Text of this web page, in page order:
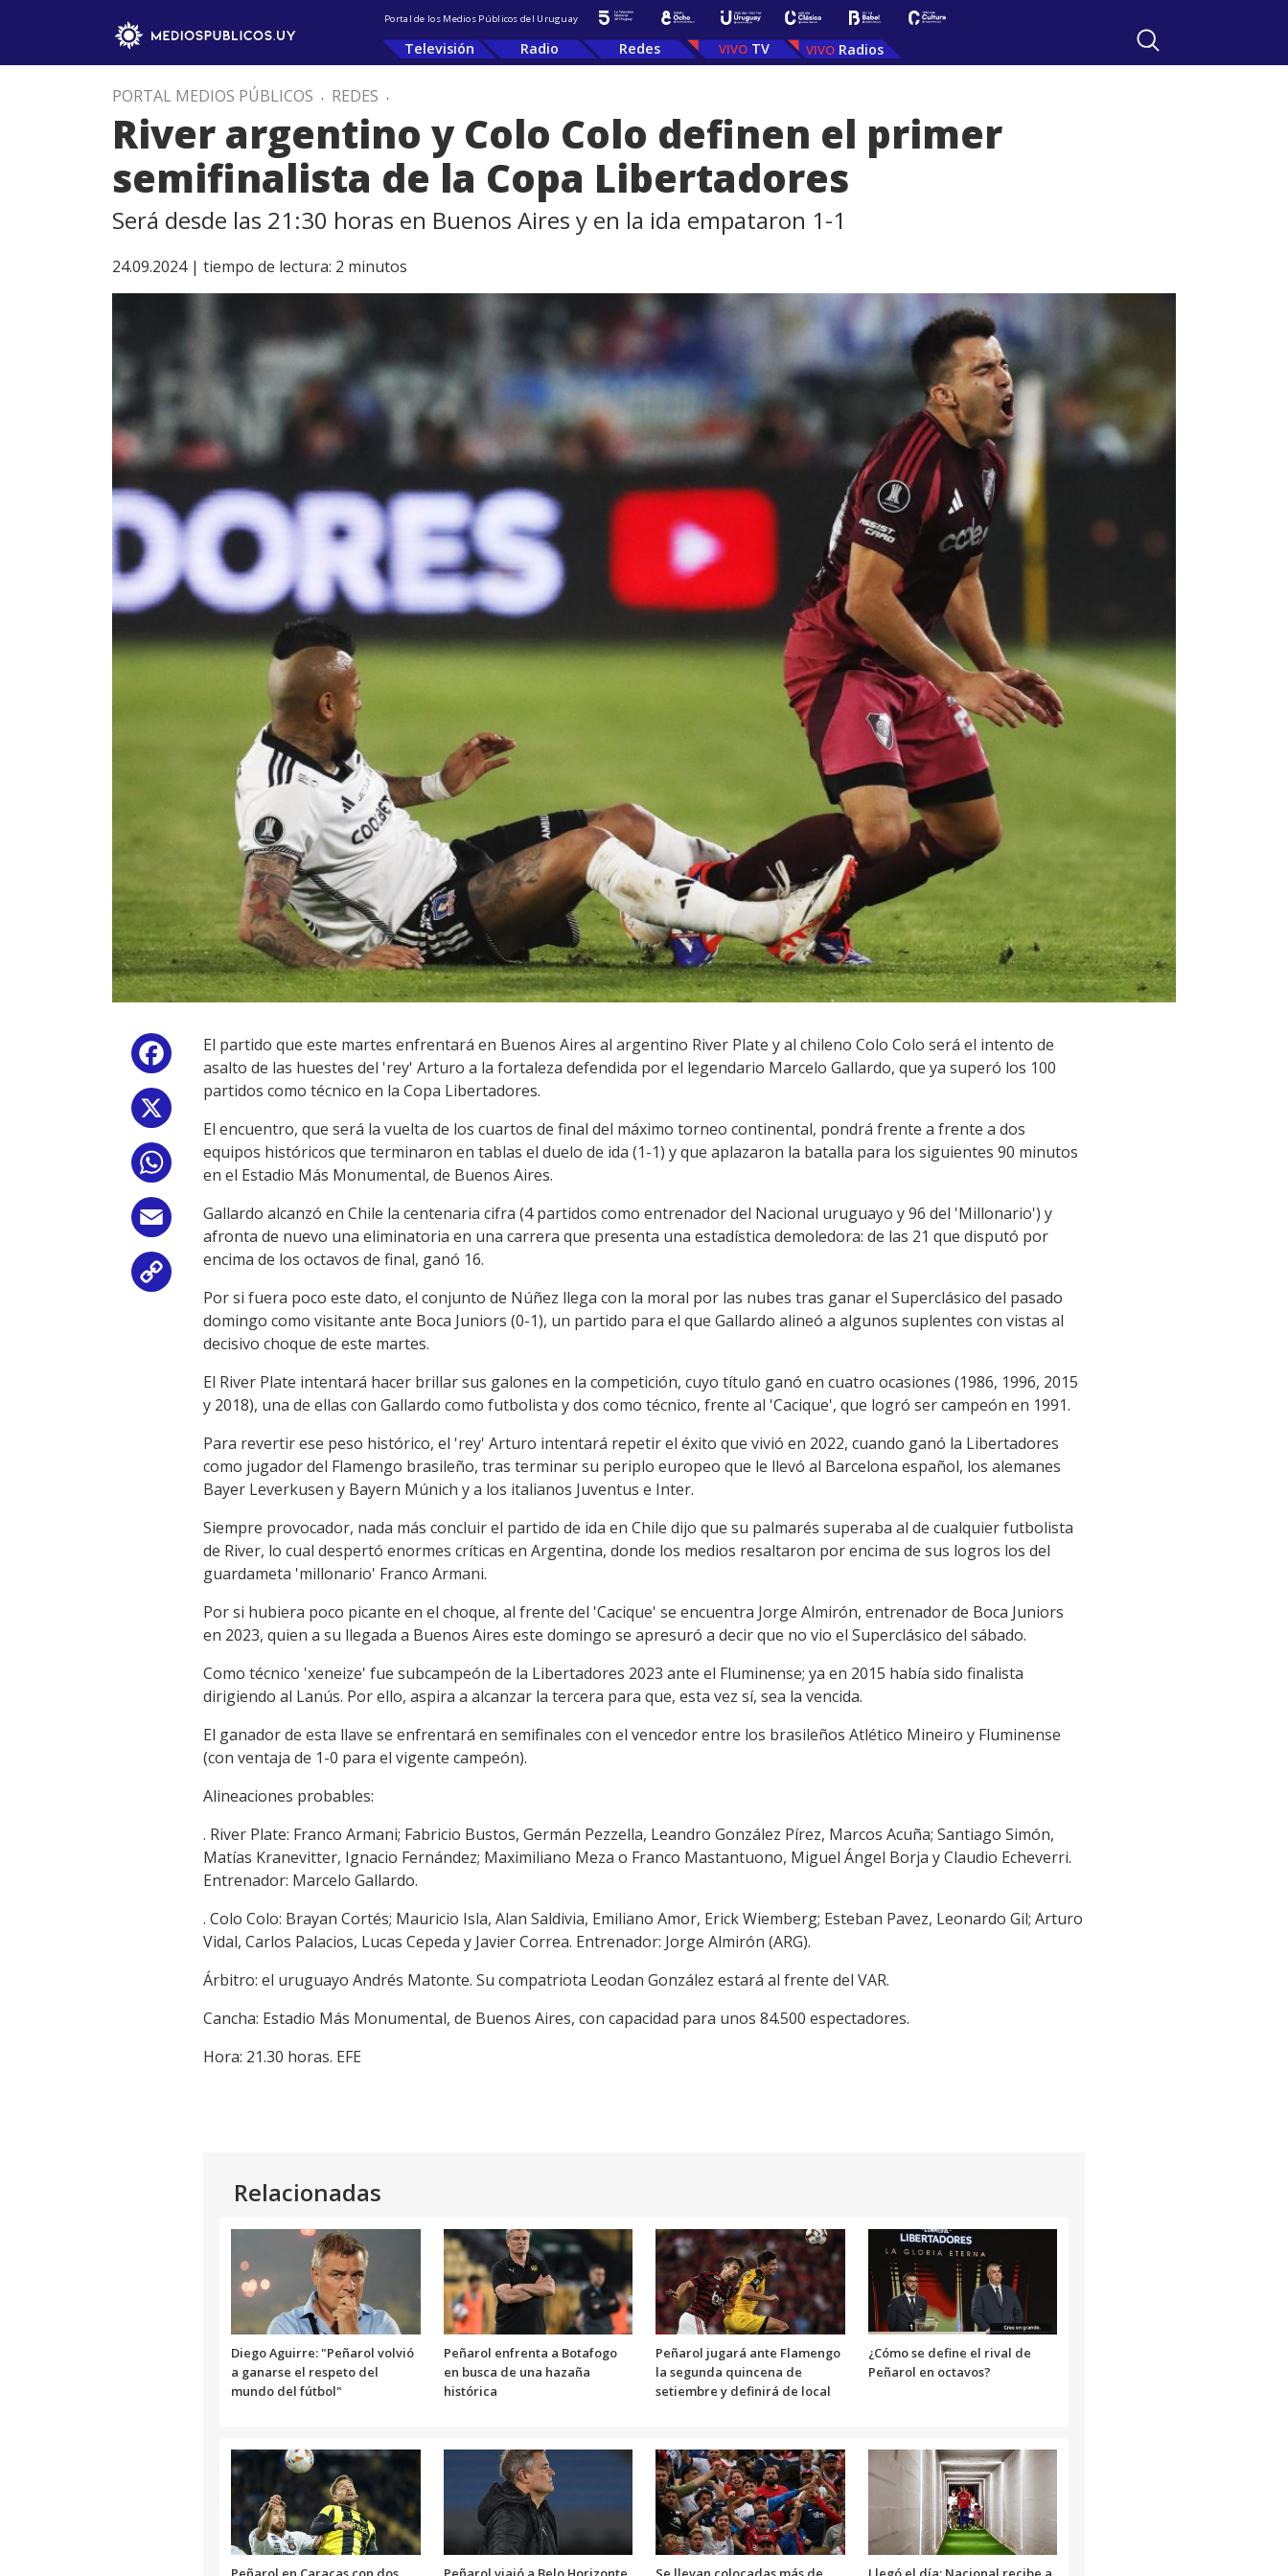
Portal de los Medios Públicos del Uruguay
Televisión Radio Redes TV Radios
PORTAL MEDIOS PÚBLICOS . REDES .
River argentino y Colo Colo definen el primer
semifinalista de la Copa Libertadores
Será desde las 21:30 horas en Buenos Aires y en la ida empataron 1-1
24.09.2024 | tiempo de lectura: 2 minutos
Facebook
WhatsApp
Email
Link
El partido que este martes enfrentará en Buenos Aires al argentino River Plate y al chileno Colo Colo será el intento de
asalto de las huestes del 'rey' Arturo a la fortaleza defendida por el legendario Marcelo Gallardo, que ya superó los 100
partidos como técnico en la Copa Libertadores.
El encuentro, que será la vuelta de los cuartos de final del máximo torneo continental, pondrá frente a frente a dos
equipos históricos que terminaron en tablas el duelo de ida (1-1) y que aplazaron la batalla para los siguientes 90 minutos
en el Estadio Más Monumental, de Buenos Aires.
Gallardo alcanzó en Chile la centenaria cifra (4 partidos como entrenador del Nacional uruguayo y 96 del 'Millonario') y
afronta de nuevo una eliminatoria en una carrera que presenta una estadística demoledora: de las 21 que disputó por
encima de los octavos de final, ganó 16.
Por si fuera poco este dato, el conjunto de Núñez llega con la moral por las nubes tras ganar el Superclásico del pasado
domingo como visitante ante Boca Juniors (0-1), un partido para el que Gallardo alineó a algunos suplentes con vistas al
decisivo choque de este martes.
El River Plate intentará hacer brillar sus galones en la competición, cuyo título ganó en cuatro ocasiones (1986, 1996, 2015
y 2018), una de ellas con Gallardo como futbolista y dos como técnico, frente al 'Cacique', que logró ser campeón en 1991.
Para revertir ese peso histórico, el 'rey' Arturo intentará repetir el éxito que vivió en 2022, cuando ganó la Libertadores
como jugador del Flamengo brasileño, tras terminar su periplo europeo que le llevó al Barcelona español, los alemanes
Bayer Leverkusen y Bayern Múnich y a los italianos Juventus e Inter.
Siempre provocador, nada más concluir el partido de ida en Chile dijo que su palmarés superaba al de cualquier futbolista
de River, lo cual despertó enormes críticas en Argentina, donde los medios resaltaron por encima de sus logros los del
guardameta 'millonario' Franco Armani.
Por si hubiera poco picante en el choque, al frente del 'Cacique' se encuentra Jorge Almirón, entrenador de Boca Juniors
en 2023, quien a su llegada a Buenos Aires este domingo se apresuró a decir que no vio el Superclásico del sábado.
Como técnico 'xeneize' fue subcampeón de la Libertadores 2023 ante el Fluminense; ya en 2015 había sido finalista
dirigiendo al Lanús. Por ello, aspira a alcanzar la tercera para que, esta vez sí, sea la vencida.
El ganador de esta llave se enfrentará en semifinales con el vencedor entre los brasileños Atlético Mineiro y Fluminense
(con ventaja de 1-0 para el vigente campeón).
Alineaciones probables:
. River Plate: Franco Armani; Fabricio Bustos, Germán Pezzella, Leandro González Pírez, Marcos Acuña; Santiago Simón,
Matías Kranevitter, Ignacio Fernández; Maximiliano Meza o Franco Mastantuono, Miguel Ángel Borja y Claudio Echeverri.
Entrenador: Marcelo Gallardo.
. Colo Colo: Brayan Cortés; Mauricio Isla, Alan Saldivia, Emiliano Amor, Erick Wiemberg; Esteban Pavez, Leonardo Gil; Arturo
Vidal, Carlos Palacios, Lucas Cepeda y Javier Correa. Entrenador: Jorge Almirón (ARG).
Árbitro: el uruguayo Andrés Matonte. Su compatriota Leodan González estará al frente del VAR.
Cancha: Estadio Más Monumental, de Buenos Aires, con capacidad para unos 84.500 espectadores.
Hora: 21.30 horas. EFE
Relacionadas
Diego Aguirre: "Peñarol volvió
a ganarse el respeto del
mundo del fútbol"
Peñarol enfrenta a Botafogo
en busca de una hazaña
histórica
Peñarol jugará ante Flamengo
la segunda quincena de
setiembre y definirá de local
¿Cómo se define el rival de
Peñarol en octavos?